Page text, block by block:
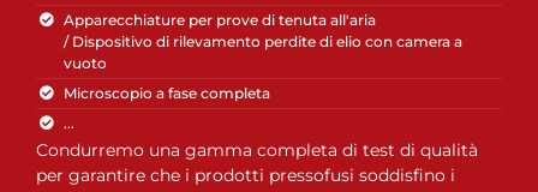
Apparecchiature per prove di tenuta all'aria
/ Dispositivo di rilevamento perdite di elio con camera a
vuoto
Microscopio a fase completa
...
Condurremo una gamma completa di test di qualità
per garantire che i prodotti pressofusi soddisfino i